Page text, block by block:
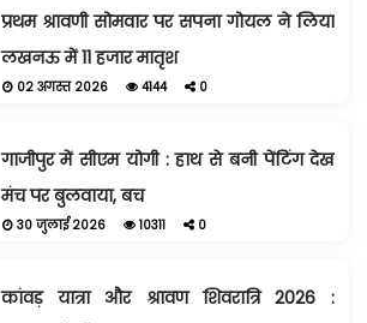
प्रथम श्रावणी सोमवार पर सपना गोयल ने लिया
लखनऊ में 11 हजार मातृश
02 अगस्त 2026 4144 0
गाजीपुर में सीएम योगी : हाथ से बनी पेंटिंग देख
मंच पर बुलवाया, बच
30 जुलाई 2026 10311 0
कांवड़ यात्रा और श्रावण शिवरात्रि 2026 :